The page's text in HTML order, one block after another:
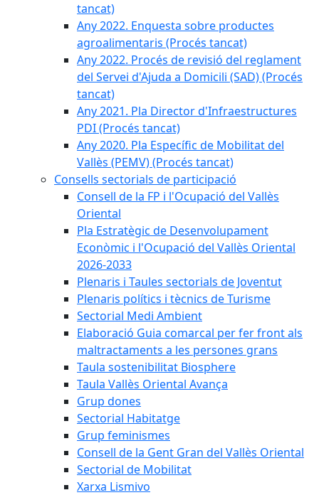
tancat)
Any 2022. Enquesta sobre productes
agroalimentaris (Procés tancat)
Any 2022. Procés de revisió del reglament
del Servei d'Ajuda a Domicili (SAD) (Procés
tancat)
Any 2021. Pla Director d'Infraestructures
PDI (Procés tancat)
Any 2020. Pla Específic de Mobilitat del
Vallès (PEMV) (Procés tancat)
Consells sectorials de participació
Consell de la FP i l'Ocupació del Vallès
Oriental
Pla Estratègic de Desenvolupament
Econòmic i l'Ocupació del Vallès Oriental
2026-2033
Plenaris i Taules sectorials de Joventut
Plenaris polítics i tècnics de Turisme
Sectorial Medi Ambient
Elaboració Guia comarcal per fer front als
maltractaments a les persones grans
Taula sostenibilitat Biosphere
Taula Vallès Oriental Avança
Grup dones
Sectorial Habitatge
Grup feminismes
Consell de la Gent Gran del Vallès Oriental
Sectorial de Mobilitat
Xarxa Lismivo